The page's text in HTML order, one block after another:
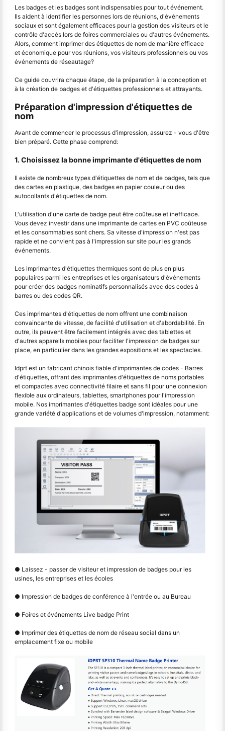
Les badges et les badges sont indispensables pour tout événement.
Ils aident à identifier les personnes lors de réunions, d'événements
sociaux et sont également efficaces pour la gestion des visiteurs et le
contrôle d'accès lors de foires commerciales ou d'autres événements.
Alors, comment imprimer des étiquettes de nom de manière efficace
et économique pour vos réunions, vos visiteurs professionnels ou vos
événements de réseautage?
Ce guide couvrira chaque étape, de la préparation à la conception et
à la création de badges et d'étiquettes professionnels et attrayants.
Préparation d'impression d'étiquettes de
nom
Avant de commencer le processus d'impression, assurez - vous d'être
bien préparé. Cette phase comprend:
1. Choisissez la bonne imprimante d'étiquettes de nom
Il existe de nombreux types d'étiquettes de nom et de badges, tels que
des cartes en plastique, des badges en papier couleur ou des
autocollants d'étiquettes de nom.
L'utilisation d'une carte de badge peut être coûteuse et inefficace.
Vous devez investir dans une imprimante de cartes en PVC coûteuse
et les consommables sont chers. Sa vitesse d'impression n'est pas
rapide et ne convient pas à l'impression sur site pour les grands
événements.
Les imprimantes d'étiquettes thermiques sont de plus en plus
populaires parmi les entreprises et les organisateurs d'événements
pour créer des badges nominatifs personnalisés avec des codes à
barres ou des codes QR.
Ces imprimantes d'étiquettes de nom offrent une combinaison
convaincante de vitesse, de facilité d'utilisation et d'abordabilité. En
outre, ils peuvent être facilement intégrés avec des tablettes et
d'autres appareils mobiles pour faciliter l'impression de badges sur
place, en particulier dans les grandes expositions et les spectacles.
Idprt est un fabricant chinois fiable d'imprimantes de codes - Barres
d'étiquettes, offrant des imprimantes d'étiquettes de noms portables
et compactes avec connectivité filaire et sans fil pour une connexion
flexible aux ordinateurs, tablettes, smartphones pour l'impression
mobile. Nos imprimantes d'étiquettes badge sont idéales pour une
grande variété d'applications et de volumes d'impression, notamment:
● Laissez - passer de visiteur et impression de badges pour les
usines, les entreprises et les écoles
● Impression de badges de conférence à l'entrée ou au Bureau
● Foires et événements Live badge Print
● Imprimer des étiquettes de nom de réseau social dans un
emplacement fixe ou mobile